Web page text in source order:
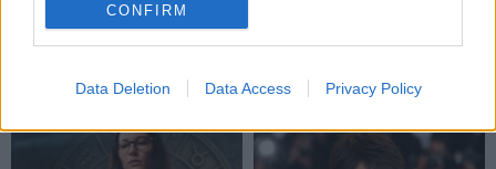
CONFIRM
Data Deletion Data Access Privacy Policy
TAIP PAT SKAITYKITE